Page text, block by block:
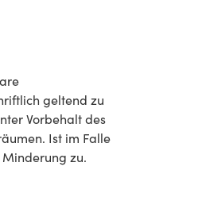
geltend zu
Vorbehalt des
Ist im Falle
zu.